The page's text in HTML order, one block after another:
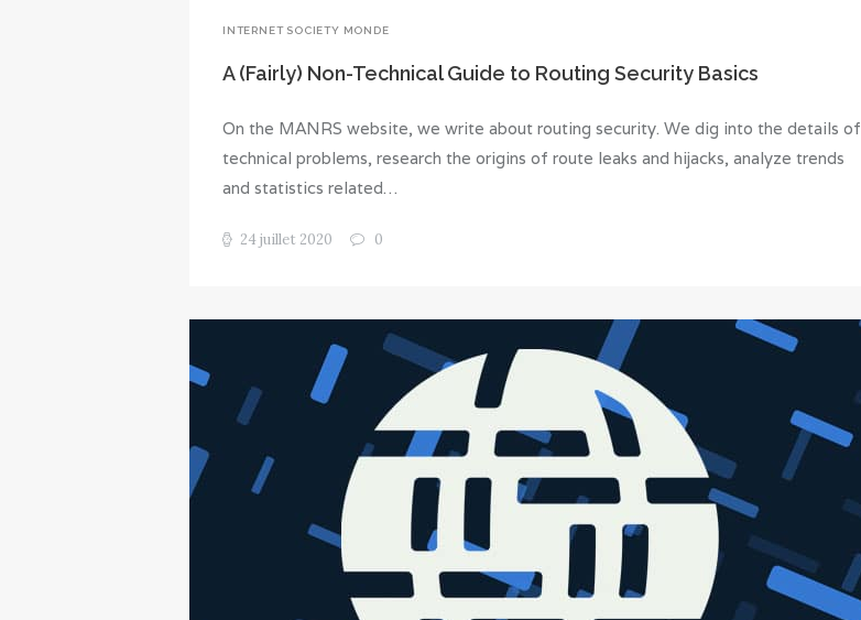
INTERNET SOCIETY MONDE
A (Fairly) Non-Technical Guide to Routing Security Basics
On the MANRS website, we write about routing security. We dig into the details of
technical problems, research the origins of route leaks and hijacks, analyze trends
and statistics related…
24 juillet 2020 0